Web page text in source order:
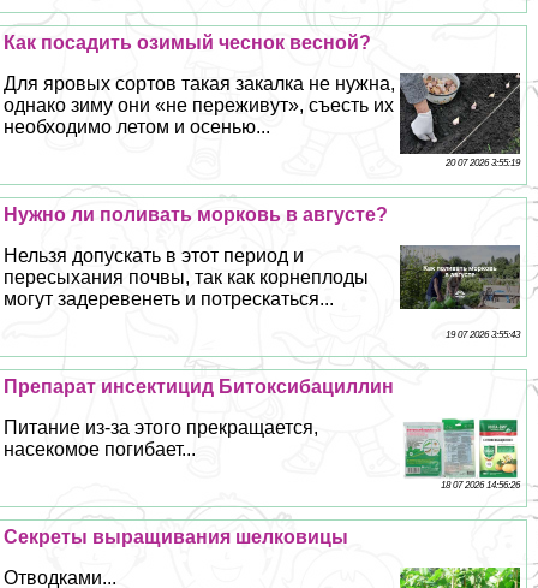
Как посадить озимый чеснок весной?
Для яровых сортов такая закалка не нужна,
однако зиму они «не переживут», съесть их
необходимо летом и осенью...
20 07 2026 3:55:19
Нужно ли поливать морковь в августе?
Нельзя допускать в этот период и
пересыхания почвы, так как корнеплоды
могут задеревенеть и потрескаться...
19 07 2026 3:55:43
Препарат инсектицид Битоксибациллин
Питание из-за этого прекращается,
насекомое погибает...
18 07 2026 14:56:26
Секреты выращивания шелковицы
Отводками...